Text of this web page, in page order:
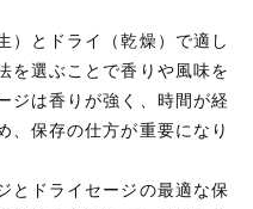
）とドライ（乾燥）で適し
を選ぶことで香りや風味を
ジは香りが強く、時間が経
、保存の仕方が重要になり
とドライセージの最適な保